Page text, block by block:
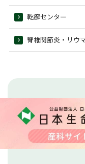
乾癬センター
脊椎関節炎・リウ